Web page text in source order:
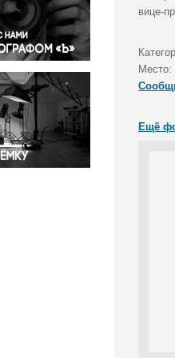
и конфликты
и бизнес
вице-
Место:
Ещё